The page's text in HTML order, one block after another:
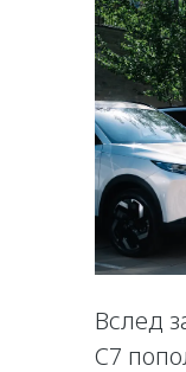
Вслед
C7